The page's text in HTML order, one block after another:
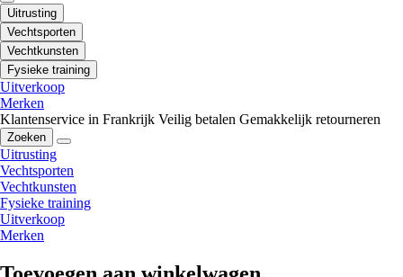
Uitrusting
Vechtsporten
Vechtkunsten
Fysieke training
Uitverkoop
Merken
Klantenservice in Frankrijk Veilig betalen Gemakkelijk retourneren
Zoeken
Uitrusting
Vechtsporten
Vechtkunsten
Fysieke training
Uitverkoop
Merken